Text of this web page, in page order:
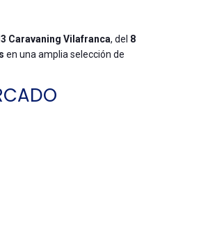
Caravaning Vilafranca, del 8
en una amplia selección de